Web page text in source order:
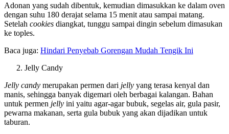
Adonan yang sudah dibentuk, kemudian dimasukkan ke dalam oven
dengan suhu 180 derajat selama 15 menit atau sampai matang.
Setelah cookies diangkat, tunggu sampai dingin sebelum dimasukan
ke toples.
Baca juga: Hindari Penyebab Gorengan Mudah Tengik Ini
Jelly Candy
Jelly candy merupakan permen dari jelly yang terasa kenyal dan
manis, sehingga banyak digemari oleh berbagai kalangan. Bahan
untuk permen jelly ini yaitu agar-agar bubuk, segelas air, gula pasir,
pewarna makanan, serta gula bubuk yang akan dijadikan untuk
taburan.